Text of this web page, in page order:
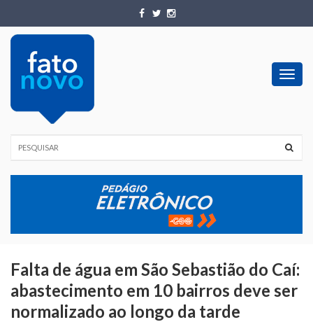
Falta de água em São Sebastião do Caí:
abastecimento em 10 bairros deve ser
normalizado ao longo da tarde